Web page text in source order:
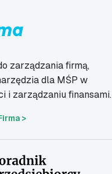
zarządzania firmą,
dla MŚP w
i zarządzaniu finansami.
>